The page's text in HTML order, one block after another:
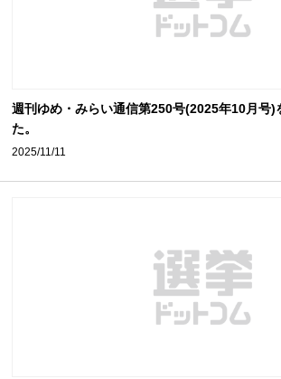
週刊ゆめ・みらい通信第250号(2025年10月号)
た。
2025/11/11